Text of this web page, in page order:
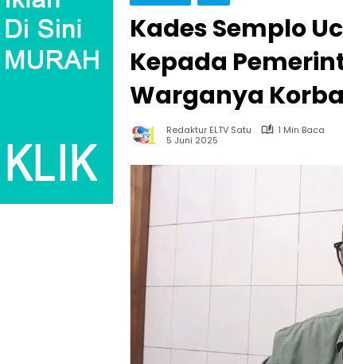
Kades Semplo
Kepada
Warganya
Redaktur ELTV Satu
1 Min Baca
5 Juni 2025